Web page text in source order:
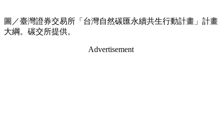
圖／臺灣證券交易所「台灣自然碳匯永續共生行動計畫」計畫
大綱。碳交所提供。
Advertisement